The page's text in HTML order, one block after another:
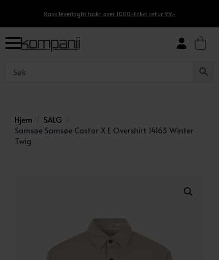
Rask leveringFri frakt over 1000,-Enkel retur 99,-
Hjem
SALG
Samsøe Samsøe Castor X E Overshirt 14163 Winter
Twig